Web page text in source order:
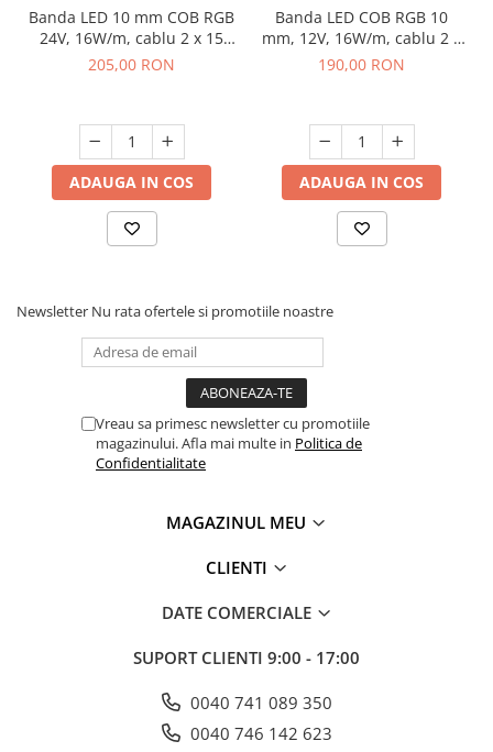
Banda LED 10 mm COB RGB
24V, 16W/m, cablu 2 x 15
cm, dimabila, 5 m
205,00 RON
ADAUGA IN COS
Banda LED COB RGB 10
mm, 12V, 16W/m, cablu 2 x
15 cm, dimabila, 5 m
190,00 RON
ADAUGA IN COS
Newsletter Nu rata ofertele si promotiile noastre
Vreau sa primesc newsletter cu promotiile
magazinului. Afla mai multe in Politica de
Confidentialitate
MAGAZINUL MEU
CLIENTI
DATE COMERCIALE
SUPORT CLIENTI 9:00 - 17:00
0040 741 089 350
0040 746 142 623